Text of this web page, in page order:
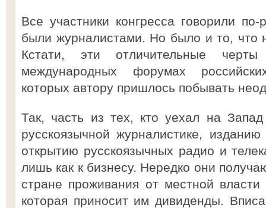
Все участники конгресса говорили
были журналистами. Но было и то, что
Кстати, эти отличительные
международных форумах
которых автору пришлось побывать
Так, часть из тех, кто уехал на
русскоязычной журналистике,
открытию русскоязычных радио и
лишь как к бизнесу. Нередко они
стране проживания от местной
которая приносит им дивиденды.